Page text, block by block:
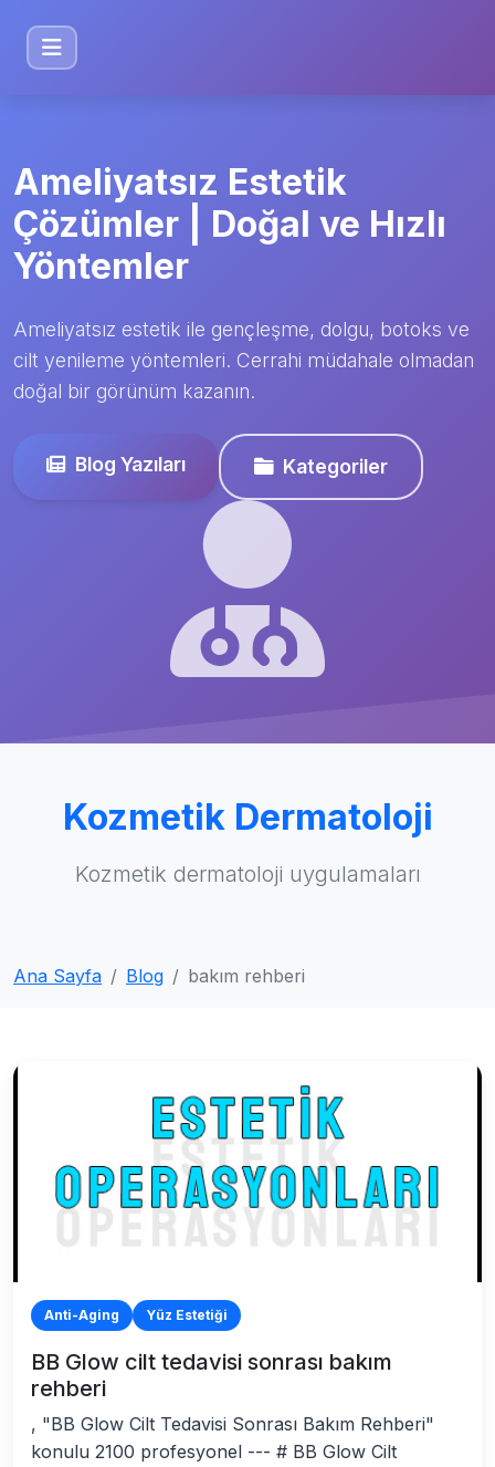
Ameliyatsız Estetik
Çözümler | Doğal ve Hızlı
Yöntemler
Ameliyatsız estetik ile gençleşme, dolgu, botoks ve
cilt yenileme yöntemleri. Cerrahi müdahale olmadan
doğal bir görünüm kazanın.
Blog Yazıları Kategoriler
Kozmetik Dermatoloji
Kozmetik dermatoloji uygulamaları
Ana Sayfa Blog bakım rehberi
Anti-Aging Yüz Estetiği
BB Glow cilt tedavisi sonrası bakım
rehberi
, "BB Glow Cilt Tedavisi Sonrası Bakım Rehberi"
konulu 2100 profesyonel --- # BB Glow Cilt